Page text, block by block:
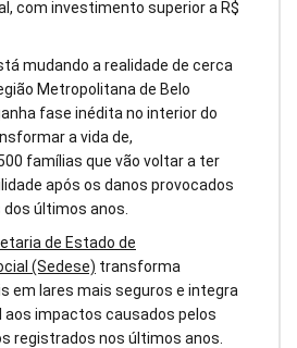
com investimento superior a R$
mudando a realidade de cerca
Metropolitana de Belo
fase inédita no interior do
a vida de,
famílias que vão voltar a ter
após os danos provocados
últimos anos.
de Estado de
(Sedese) transforma
em lares mais seguros e integra
impactos causados pelos
registrados nos últimos anos.